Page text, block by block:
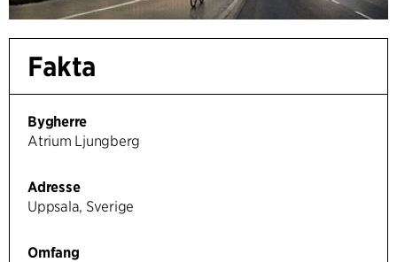
Fakta
Bygherre
Atrium Ljungberg
Adresse
Uppsala, Sverige
Omfang